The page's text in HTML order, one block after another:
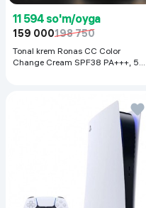
11 594 so'm/oyga
159 000198 750
Tonal krem Ronas CC Color
Change Cream SPF38 PA+++, 50